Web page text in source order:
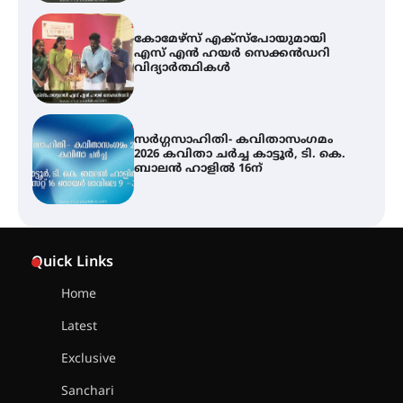
കോമേഴ്സ് എക്സ്പോയുമായി
എസ് എൻ ഹയർ സെക്കൻഡറി
വിദ്യാർത്ഥികൾ
സർഗ്ഗസാഹിതി- കവിതാസംഗമം
2026 കവിതാ ചർച്ച കാട്ടൂർ, ടി. കെ.
ബാലൻ ഹാളിൽ 16ന്
ശക്തമായ മഴ തുടരുന്നു – തൃശൂർ
Quick Links
Home
Latest
Exclusive
Sanchari